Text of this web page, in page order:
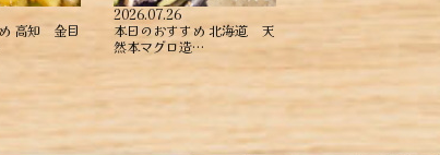
高知 金目
2026.07.26
本日のおすすめ ︎北海道 天
然本マグロ造…